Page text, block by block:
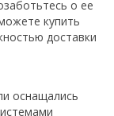
о ее
купить
доставки
оснащались